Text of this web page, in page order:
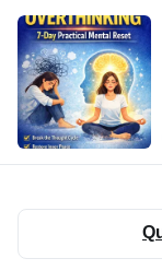
Votre esprit est
Vous pensez
Vous vous sentez